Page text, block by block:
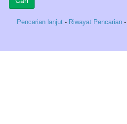
Pencarian lanjut - Riwayat Pencarian -